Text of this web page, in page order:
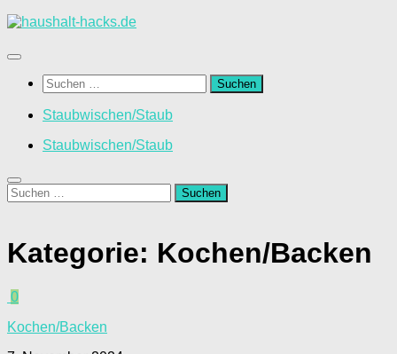
Zum
springen
Suchen
nach:
Staubwischen/Staub
Staubwischen/Staub
Suchen
nach:
Kategorie: Kochen/Backen
0
Kochen/Backen